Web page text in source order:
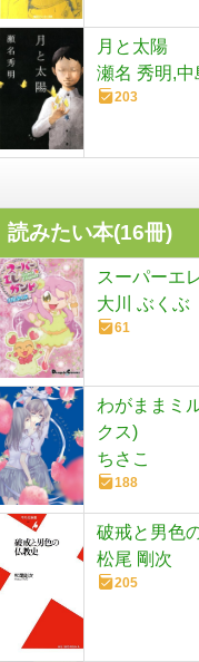
月と太陽
瀬名 秀明,中
203
読みたい本(16冊)
スーパーエ
大川 ぶくぶ
61
わがままミ
クス)
ちさこ
188
破戒と男色
松尾 剛次
205